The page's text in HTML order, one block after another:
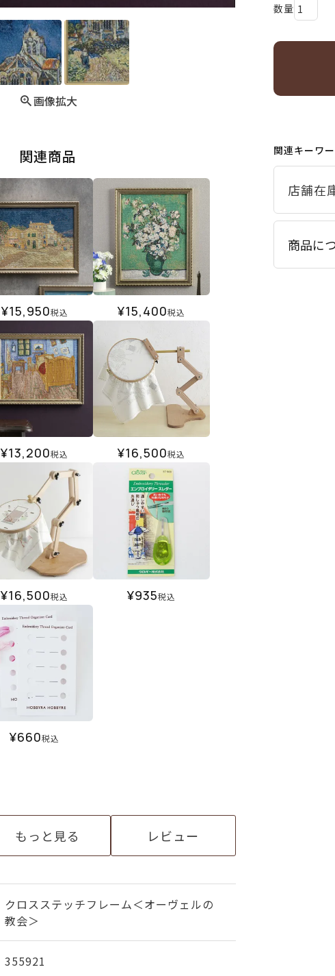
画像拡大
関連商品
¥15,950税込 ¥15,400税込
¥13,200税込 ¥16,500税込
¥16,500税込 ¥935税込
¥660税込
もっと見る レビュー
クロスステッチフレーム＜オーヴェルの
教会＞
355921
関連キーワ
商品に